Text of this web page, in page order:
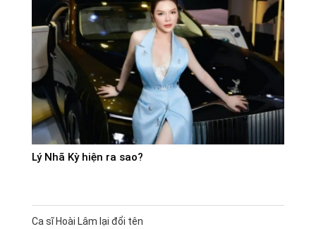
Lý Nhã Kỳ hiện ra sao?
Ca sĩ Hoài Lâm lại đổi tên